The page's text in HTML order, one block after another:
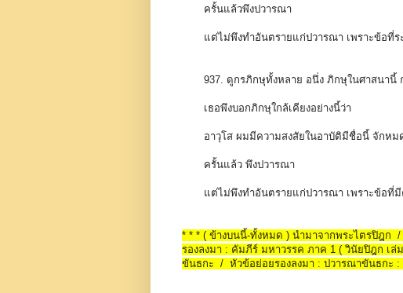
ครั้นแล้วพึงปวารณา
แต่ไม่พึงทำอันตรายแก่ปวารณา เพราะข้อที่
937. ดูกรภิกษุทั้งหลาย อนึ่ง ภิกษุในศาสนานี้
เธอพึงบอกภิกษุใกล้เคียงอย่างนี้ว่า
อาวุโส ผมมีความสงสัยในอาบัติมีชื่อนี้ จักห
ครั้นแล้ว พึงปวารณา
แต่ไม่พึงทำอันตรายแก่ปวารณา เพราะข้อที่
* * * ( ข้างบนนี้-ทั้งหมด ) นำมาจากพระไตรปิฎ
รองลงมา : คัมภีร์ มหาวรรค ภาค 1 ( วินัยปิฎก เ
ขันธกะ / หัวข้อย่อยรองลงมา : ปวารณาขันธกะ